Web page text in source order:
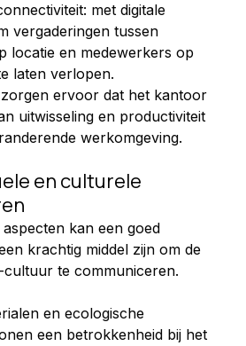
met digitale
vergaderingen tussen
locatie en medewerkers op
laten verlopen.
ervoor dat het kantoor
uitwisseling en productiviteit
werkomgeving.
en culturele
kan een goed
krachtig middel zijn om de
te communiceren.
en ecologische
een betrokkenheid bij het